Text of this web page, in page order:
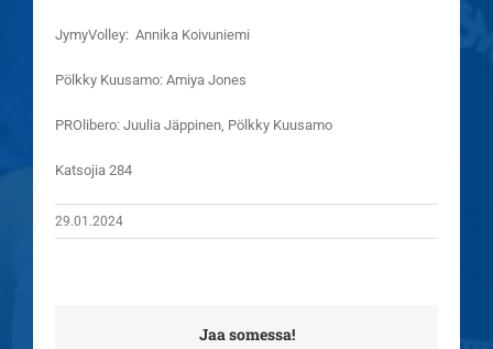
JymyVolley: Annika Koivuniemi
Pölkky Kuusamo: Amiya Jones
PROlibero: Juulia Jäppinen, Pölkky Kuusamo
Katsojia 284
29.01.2024
Jaa somessa!